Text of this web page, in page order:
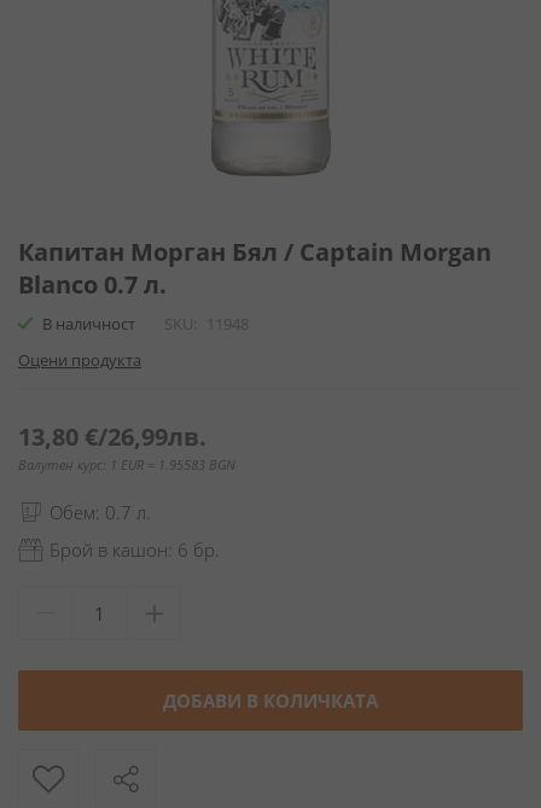
към
началото
на
галерия
снимки
Капитан Морган Бял / Captain Morgan
Blanco 0.7 л.
В наличност SKU
11948
Оцени продукта
13,80 €/26,99лв.
Валутен курс: 1 EUR = 1.95583 BGN
Обем: 0.7 л.
Брой в кашон: 6 бр.
ДОБАВИ В КОЛИЧКАТА